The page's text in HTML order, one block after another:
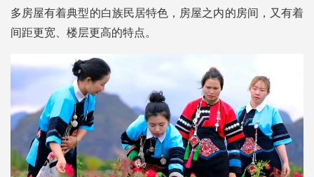
多房屋有着典型的白族民居特色，房屋之内的房间，又有着
间距更宽、楼层更高的特点。